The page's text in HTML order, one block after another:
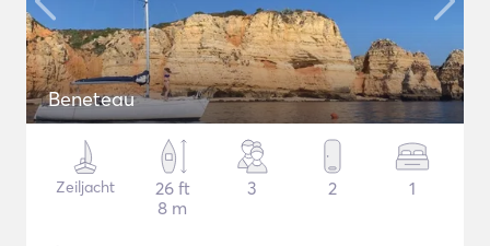
Beneteau
Zeiljacht
26 ft
8 m
3 2 1